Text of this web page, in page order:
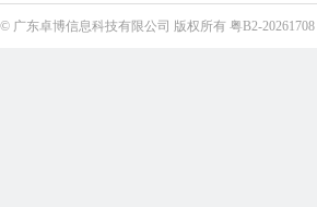
© 广东卓博信息科技有限公司 版权所有 粤B2-20261708